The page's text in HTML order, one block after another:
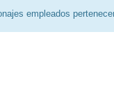
empleados